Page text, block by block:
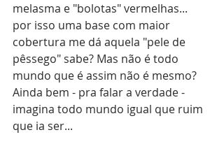
melasma e "bolotas" vermelhas...
por isso uma base com maior
cobertura me dá aquela "pele de
pêssego" sabe? Mas não é todo
mundo que é assim não é mesmo?
Ainda bem - pra falar a verdade -
imagina todo mundo igual que ruim
que ia ser...